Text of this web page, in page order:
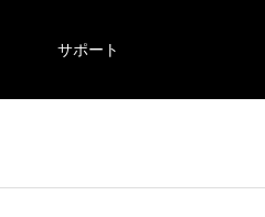
サポート